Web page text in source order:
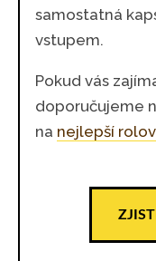
samostatná
vstupem.
Pokud vás
doporučujeme
na nejlepší